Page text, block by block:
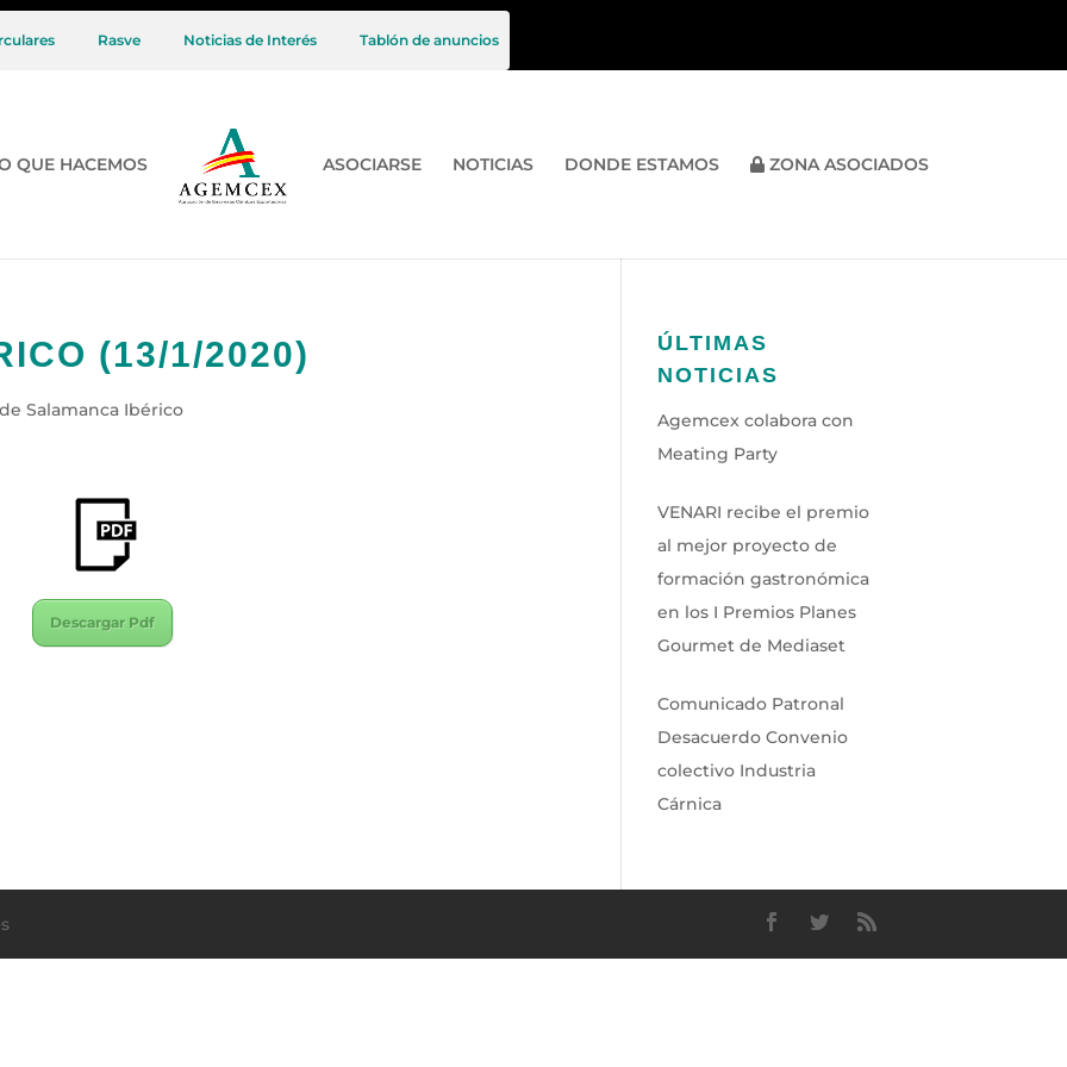
Rasve Noticias de Interés Tablón de anuncios
QUE HACEMOS ASOCIARSE NOTICIAS DONDE ESTAMOS ZONA ASOCIADOS
(13/1/2020)
Salamanca Ibérico
Descargar Pdf
ÚLTIMAS
NOTICIAS
Agemcex colabora con
Meating Party
VENARI recibe el premio
al mejor proyecto de
formación gastronómica
en los I Premios Planes
Gourmet de Mediaset
Comunicado Patronal
Desacuerdo Convenio
colectivo Industria
Cárnica